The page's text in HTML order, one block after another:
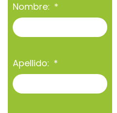
Nombre:
Apellido: